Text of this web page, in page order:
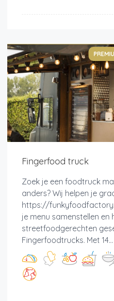
Fingerfood truck
Zoek je een foodtruck
anders? Wij helpen je
https://
je menu samenstellen en
streetfoodgerechten
Fingerfoodtrucks. Met 14...